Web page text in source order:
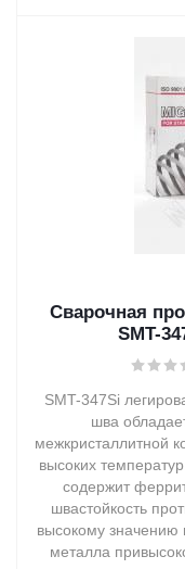
Сварочная
SMT-
SMT-347Si
шва
межкристаллитной
высоких
содержит
швастойкость
высокому значению
металла